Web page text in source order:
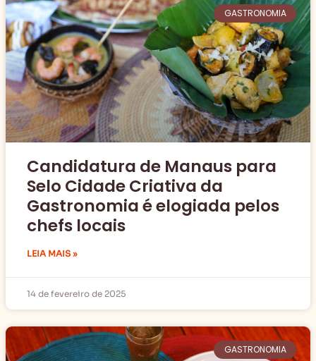
GASTRONOMIA
Candidatura de Manaus para
Selo Cidade Criativa da
Gastronomia é elogiada pelos
chefs locais
LEIA MAIS »
14 de fevereiro de 2025
GASTRONOMIA